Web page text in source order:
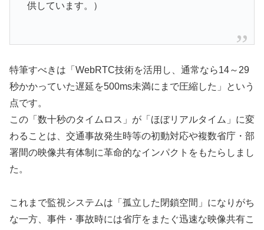
供しています。）
特筆すべきは「WebRTC技術を活用し、通常なら14～29
秒かかっていた遅延を500ms未満にまで圧縮した」という
点です。
この「数十秒のタイムロス」が「ほぼリアルタイム」に変
わることは、交通事故発生時等の初動対応や複数省庁・部
署間の映像共有体制に革命的なインパクトをもたらしまし
た。
これまで監視システムは「孤立した閉鎖空間」になりがち
な一方、事件・事故時には省庁をまたぐ迅速な映像共有こ